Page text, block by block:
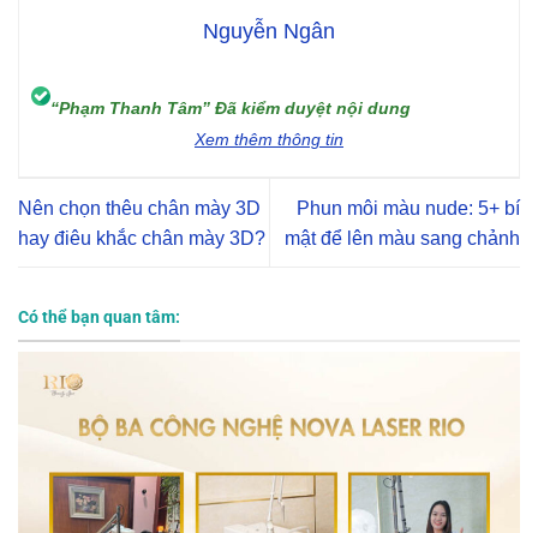
Nguyễn Ngân
“Phạm Thanh Tâm” Đã kiểm duyệt nội dung
Xem thêm thông tin
Nên chọn thêu chân mày 3D
hay điêu khắc chân mày 3D?
Phun môi màu nude: 5+ bí
mật để lên màu sang chảnh
Có thể bạn quan tâm: